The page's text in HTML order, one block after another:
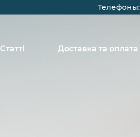
Телефоны:
Статті Доставка та оплата